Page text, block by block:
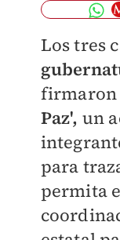
Los tres
firmaron
Paz', un
para
permita